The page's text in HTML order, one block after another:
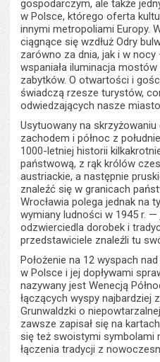
gospodarczym, ale także
w Polsce, którego oferta
innymi metropoliami Europy.
ciągnące się wzdłuż Odry
zarówno za dnia, jak i w
wspaniała iluminacja
zabytków. O otwartości i
świadczą rzesze turystów,
odwiedzających nasze
Usytuowany na
zachodem i północ z
1000-letniej historii
państwową, z rąk królów
austriackie, a następnie
znaleźć się w granicach
Wrocławia polega jednak na
wymiany ludności w 1945 r.
odzwierciedla dorobek i
przedstawiciele znaleźli tu
Położenie na 12 wyspach
w Polsce i jej dopływami
nazywany jest Wenecją
łączących wyspy najbardziej
Grunwaldzki o
zawsze zapisał się na
się też swoistymi symbolami
łączenia tradycji z